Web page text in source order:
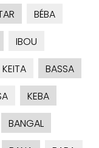
BÉBA
IBOU
KEITA
BASSA
KEBA
BANGAL